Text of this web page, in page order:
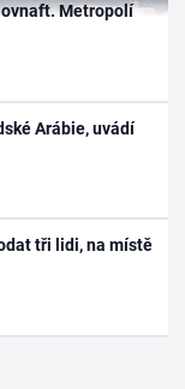
Metropolí
Arábie, uvádí
tři lidi, na místě